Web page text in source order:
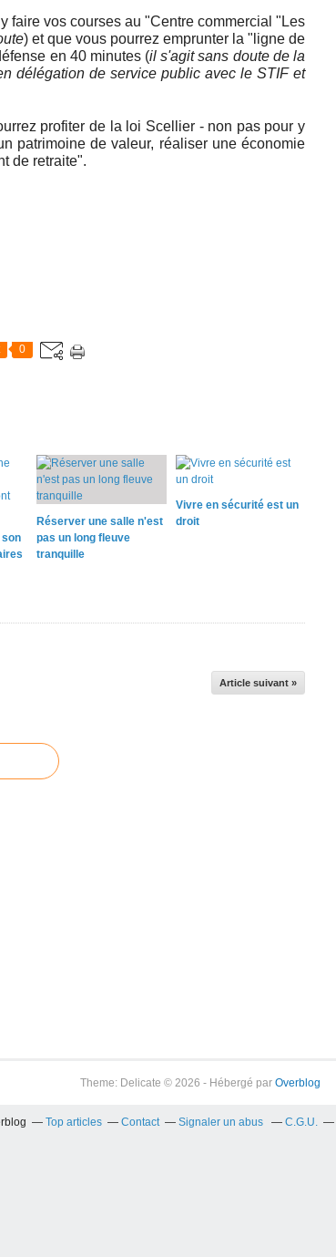
faire vos courses au "Centre commercial "Les
) et que vous pourrez emprunter la "ligne de
en 40 minutes (il s'agit sans doute de la
délégation de service public avec le STIF et
profiter de la loi Scellier - non pas pour y
patrimoine de valeur, réaliser une économie
de retraite".
0
Réserver une salle n'est
pas un long fleuve
tranquille
Vivre en sécurité est un
droit
Article suivant »
Theme: Delicate © 2026 - Hébergé par Overblog
Top articles Contact Signaler un abus C.G.U.